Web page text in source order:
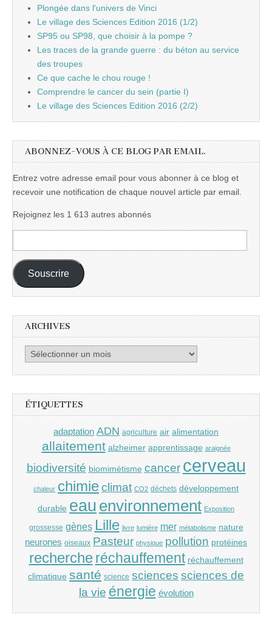
Plongée dans l'univers de Vinci
Le village des Sciences Edition 2016 (1/2)
SP95 ou SP98, que choisir à la pompe ?
Les traces de la grande guerre : du béton au service
des troupes
Ce que cache le chou rouge !
Comprendre le cancer du sein (partie I)
Le village des Sciences Edition 2016 (2/2)
ABONNEZ-VOUS À CE BLOG PAR EMAIL.
Entrez votre adresse email pour vous abonner à ce blog et
recevoir une notification de chaque nouvel article par email.
Rejoignez les 1 613 autres abonnés
e-
mail :
Souscrire
ARCHIVES
Archives
ÉTIQUETTES
adaptation ADN agriculture air alimentation
allaitement alzheimer apprentissage araignée
biodiversité biomimétisme cancer cerveau
chaleur chimieclimat CO2 déchets développement
durable eau environnement Exposition
grossesse gènes Lille livre lumière mer métabolisme nature
neurones oiseaux Pasteur physique pollution protéines
recherche réchauffement réchauffement
climatique santé science sciences sciences de
la vie énergie évolution